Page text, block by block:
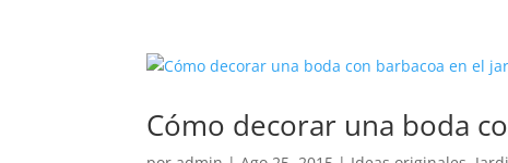
Cómo decorar una boda